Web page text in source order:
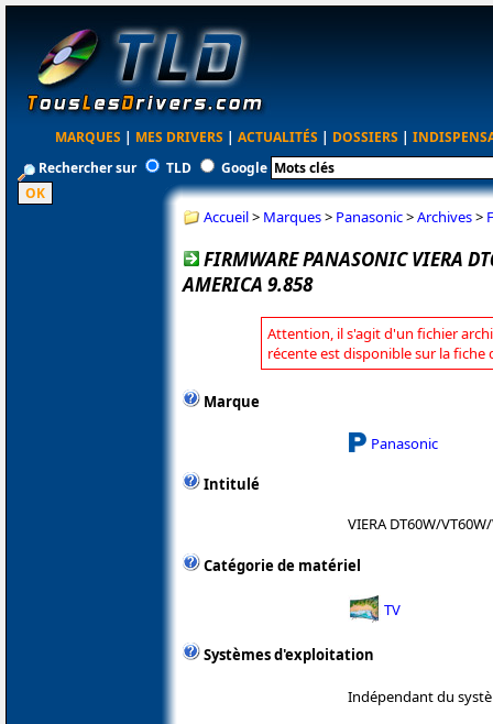
MARQUES | MES DRIVERS | ACTUALITÉS | DOSSIERS |
Rechercher sur
TLD Google
Accueil> Marques> Panasonic>Archives>
FIRMWARE PANASONIC VIERA
AMERICA 9.858
Attention, il s'agit d'un fichier
récente est disponible sur la fiche
Marque
Panasonic
Intitulé
VIERA DT60W/
Catégorie de matériel
TV
Systèmes d'exploitation
Indépendant du